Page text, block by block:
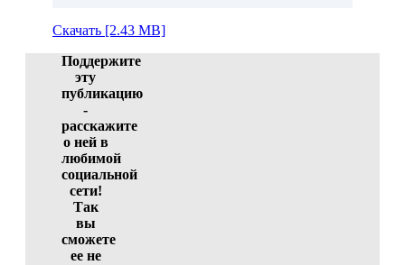
Скачать [2.43 MB]
Поддержите
эту
публикацию
-
расскажите
о ней в
любимой
социальной
сети!
Так
вы
сможете
ее не